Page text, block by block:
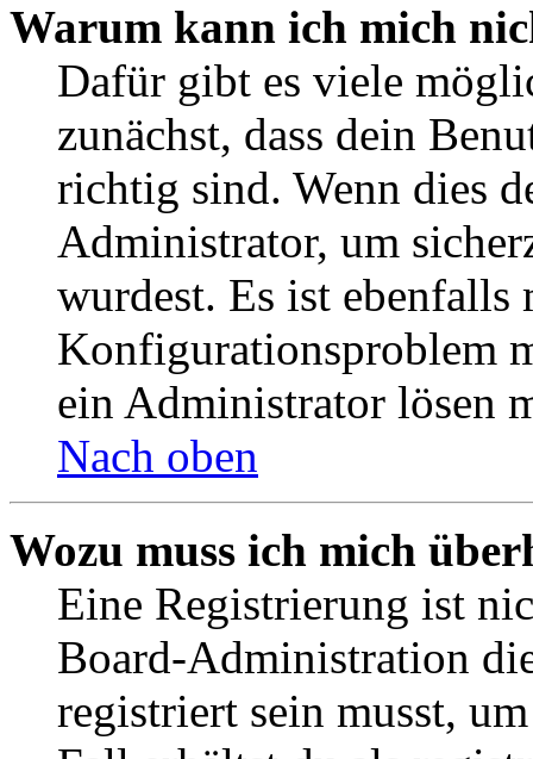
Warum kann ich mich
Dafür gibt es viele
zunächst, dass dein
richtig sind. Wenn dies
Administrator, um
wurdest. Es ist ebenfalls
Konfigurationsproblem
ein Administrator lösen
Nach oben
Wozu muss ich mich
Eine Registrierung ist
Board-Administration
registriert sein musst,